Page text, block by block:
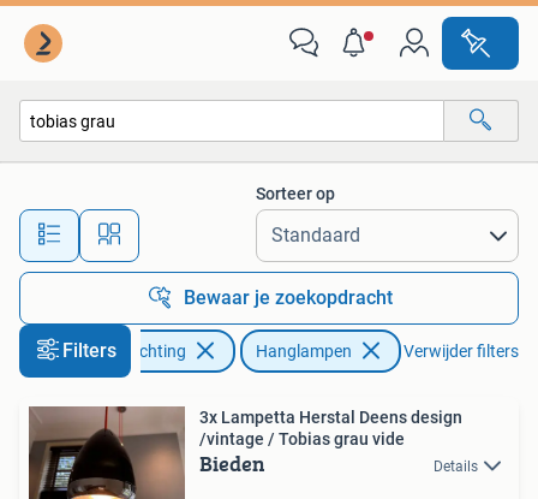
Alle afstanden…
Sorteer op
Bewaar je zoekopdracht
Filters
Huis en Inrichting Hanglampen Verwijder filters
3x Lampetta Herstal Deens design
/vintage / Tobias grau vide
Bieden Details